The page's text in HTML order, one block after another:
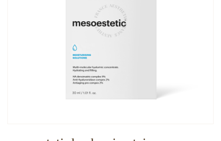
Note globale